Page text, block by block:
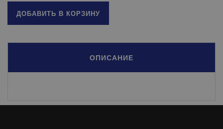
ДОБАВИТЬ В КОРЗИНУ
ОПИСАНИЕ